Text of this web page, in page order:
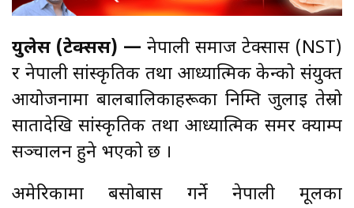
युलेस (टेक्सस) — नेपाली समाज टेक्सास (NST)
र नेपाली सांस्कृतिक तथा आध्यात्मिक केन्द्रको संयुक्त
आयोजनामा बालबालिकाहरूका निम्ति जुलाइ तेस्रो
सातादेखि सांस्कृतिक तथा आध्यात्मिक समर क्याम्प
सञ्चालन हुने भएको छ ।
अमेरिकामा बसोबास गर्ने नेपाली मूलका